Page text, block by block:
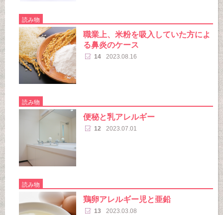
読み物
職業上、米粉を吸入していた方によ
る鼻炎のケース
14 2023.08.16
読み物
便秘と乳アレルギー
12 2023.07.01
読み物
鶏卵アレルギー児と亜鉛
13 2023.03.08